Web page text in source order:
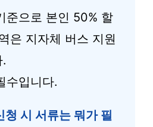
준으로 본인 50% 할
은 지자체 버스 지원
수입니다.
청 시 서류는 뭐가 필